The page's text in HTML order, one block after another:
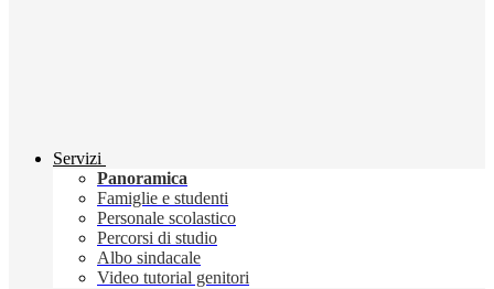
Servizi
Panoramica
Famiglie e studenti
Personale scolastico
Percorsi di studio
Albo sindacale
Video tutorial genitori